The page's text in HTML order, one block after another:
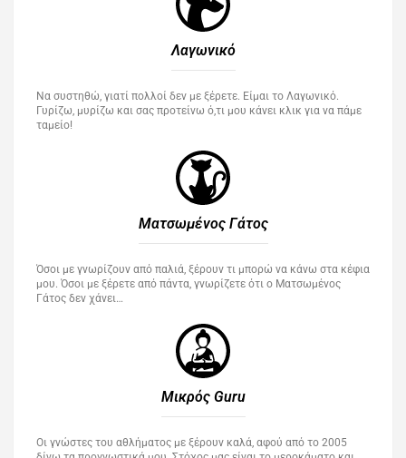
Λαγωνικό
Να συστηθώ, γιατί πολλοί δεν με ξέρετε. Είμαι το Λαγωνικό.
Γυρίζω, μυρίζω και σας προτείνω ό,τι μου κάνει κλικ για να πάμε
ταμείο!
Ματσωμένος Γάτος​
Όσοι με γνωρίζουν από παλιά, ξέρουν τι μπορώ να κάνω στα κέφια
μου. Όσοι με ξέρετε από πάντα, γνωρίζετε ότι ο Ματσωμένος
Γάτος δεν χάνει…
Μικρός Guru​
Οι γνώστες του αθλήματος με ξέρουν καλά, αφού από το 2005